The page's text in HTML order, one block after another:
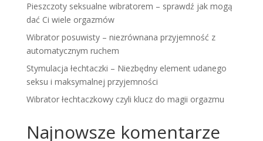
Pieszczoty seksualne wibratorem – sprawdź jak mogą
dać Ci wiele orgazmów
Wibrator posuwisty – niezrównana przyjemność z
automatycznym ruchem
Stymulacja łechtaczki – Niezbędny element udanego
seksu i maksymalnej przyjemności
Wibrator łechtaczkowy czyli klucz do magii orgazmu
Najnowsze komentarze